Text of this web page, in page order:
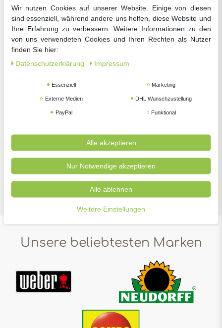
Gemüsesamen Blumensamen Anzucht
Zimmerpflanzen Pflanzenschutz Gartengeräte
Zubehör
Unsere beliebtesten Marken
Wir nutzen Cookies auf unserer Website. Einige von diesen
sind essenziell, während andere uns helfen, diese Website und
Ihre Erfahrung zu verbessern. Weitere Informationen zu den
von uns verwendeten Cookies und Ihren Rechten als Nutzer
finden Sie hier:
Daten­schutz­erklärung
Impressum
Essenziell Marketing
Externe Medien DHL Wunschzustellung
PayPal Funktional
Alle akzeptieren
Nur Notwendige akzeptieren
Alle ablehnen
Weitere Einstellungen